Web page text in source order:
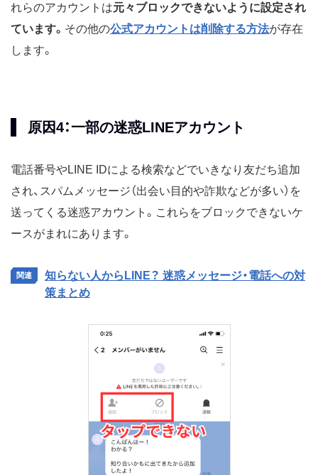
れらのアカウントは元々ブロックできないように設定され
ています。 その他の公式アカウントは削除する方法が存在
します。
原因4：一部の迷惑LINEアカウント
電話番号やLINE IDによる検索などでいきなり友だち追加
され、スパムメッセージ（出会い目的や詐欺などが多い）を
送ってくる迷惑アカウント。これらをブロックできないケ
ースがまれにあります。
知らない人からLINE？ 迷惑メッセージ・電話への対
策まとめ